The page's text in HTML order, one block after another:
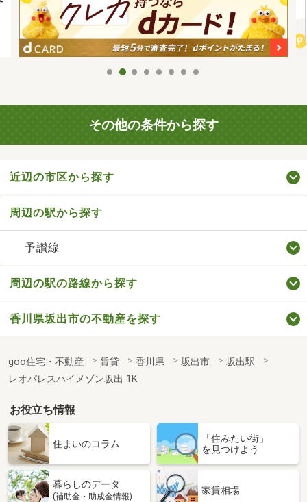
その他の条件から探す
近辺の市区から探す
周辺の駅から探す
予讃線
周辺の駅の路線から探す
香川県坂出市の不動産を探す
goo住宅・不動産 賃貸 香川県 坂出市
坂出駅
レオパレスハイメゾン坂出 1K
お役立ち情報
住まいのコラム
「住みたい街」
を見つけよう
暮らしのデータ
(補助金・助成金情報)
家賃相場